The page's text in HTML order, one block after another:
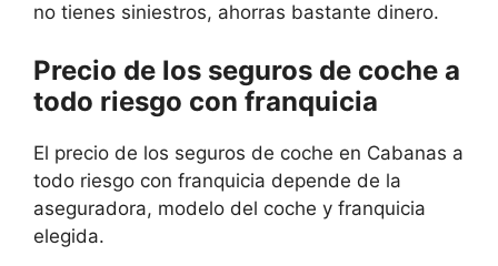
no tienes siniestros, ahorras bastante dinero.
Precio de los seguros de coche a
todo riesgo con franquicia
El precio de los seguros de coche en Cabanas a
todo riesgo con franquicia depende de la
aseguradora, modelo del coche y franquicia
elegida.